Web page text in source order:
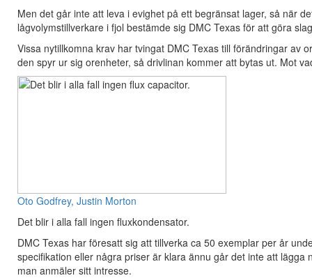
Men det går inte att leva i evighet på ett begränsat lager, så när
lågvolymstillverkare i fjol bestämde sig DMC Texas för att göra
Vissa nytillkomna krav har tvingat DMC Texas till förändringar av
den spyr ur sig orenheter, så drivlinan kommer att bytas ut. Mot
Oto Godfrey, Justin Morton
Det blir i alla fall ingen fluxkondensator.
DMC Texas har föresatt sig att tillverka ca 50 exemplar per år
specifikation eller några priser är klara ännu går det inte att
man anmäler sitt intresse.